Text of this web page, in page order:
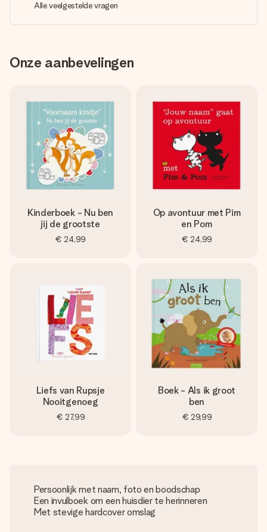
Alle veelgestelde vragen
Onze aanbevelingen
Kinderboek - Nu ben
jij de grootste
€ 24,99
Op avontuur met Pim
en Pom
€ 24,99
Liefs van Rupsje
Nooitgenoeg
€ 27,99
Boek - Als ik groot
ben
€ 29,99
Persoonlijk met naam, foto en boodschap
Een invulboek om een huisdier te herinneren
Met stevige hardcover omslag